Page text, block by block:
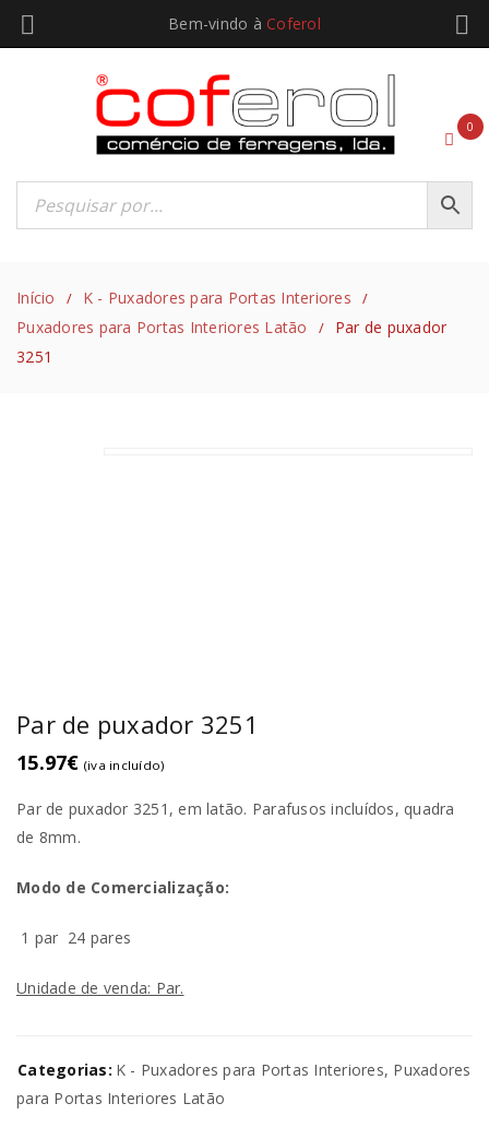
Bem-vindo à Coferol
0
Início / K - Puxadores para Portas Interiores /
Puxadores para Portas Interiores Latão /
Par de puxador
3251
Par de puxador 3251
15.97€ (iva incluído)
Par de puxador 3251, em latão. Parafusos incluí­dos, quadra
de 8mm.
Modo de Comercialização:
1 par 24 pares
Unidade de venda: Par.
Categorias: K - Puxadores para Portas Interiores, Puxadores
para Portas Interiores Latão